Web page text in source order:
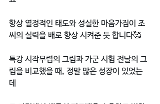
항상 열정적인 태도와 성실한 마음가짐이 조
씨의 실력을 배로 향상 시켜준 듯 합니다🥰
특강 시작무렵의 그림과 가군 시험 전날의 그
림을 비교했을 때, 정말 많은 성장이 있었는
데